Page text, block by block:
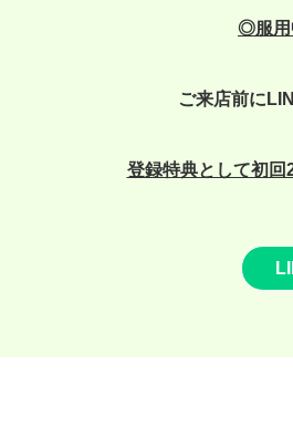
◎服
ご来店前に
登録特典として初回